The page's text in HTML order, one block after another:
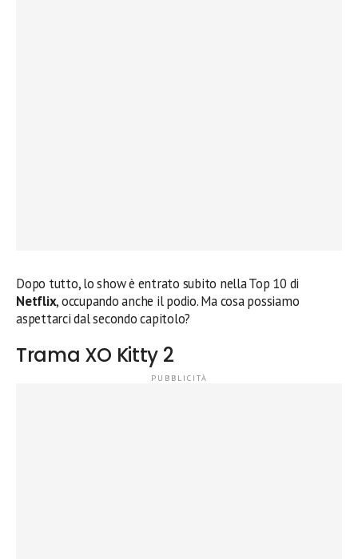
Dopo tutto, lo show è entrato subito nella Top 10 di
Netflix, occupando anche il podio. Ma cosa possiamo
aspettarci dal secondo capitolo?
Trama XO Kitty 2